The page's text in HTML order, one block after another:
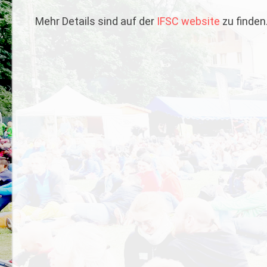
Mehr Details sind auf der IFSC website zu